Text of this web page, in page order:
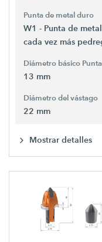
Punta de metal duro
W1 - Punta de
cada vez más
Diámetro básico Punta
13 mm
Diámetro del vástago
22 mm
Mostrar detalles